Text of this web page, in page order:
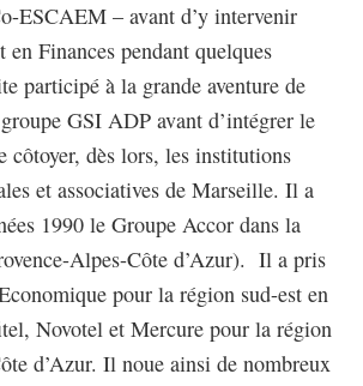
ESCAEM – avant d’y intervenir
en Finances pendant quelques
participé à la grande aventure de
GSI ADP avant d’intégrer le
dès lors, les institutions
et associatives de Marseille. Il a
1990 le Groupe Accor dans la
Alpes-Côte d’Azur). Il a pris
pour la région sud-est en
Novotel et Mercure pour la région
d’Azur. Il noue ainsi de nombreux